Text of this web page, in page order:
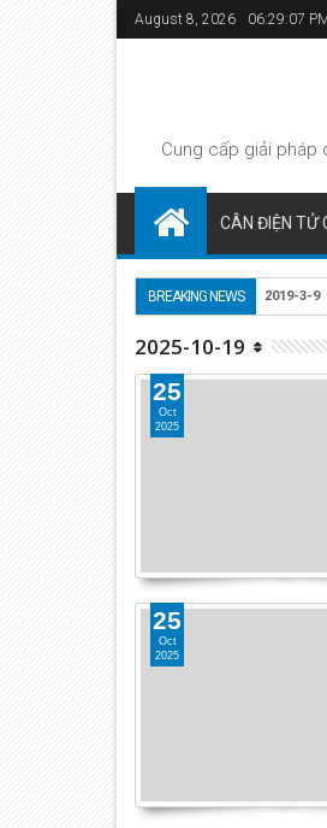
August 8, 2026 06:29:08
Cung cấp giải pháp
CÂN ĐIỆN TỬ
BREAKING NEWS 2019-3-9
2025-10-19
25
Oct
2025
25
Oct
2025